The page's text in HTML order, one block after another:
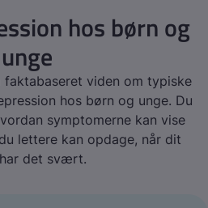
hos børn og
unge
viden om typiske
hos børn og unge. Du
symptomerne kan vise
lettere kan opdage, når dit
det svært.